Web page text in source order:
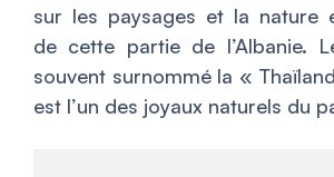
sur les paysages et la nature
de cette partie de l’Albanie.
souvent surnommé la «
est l’un des joyaux naturels du